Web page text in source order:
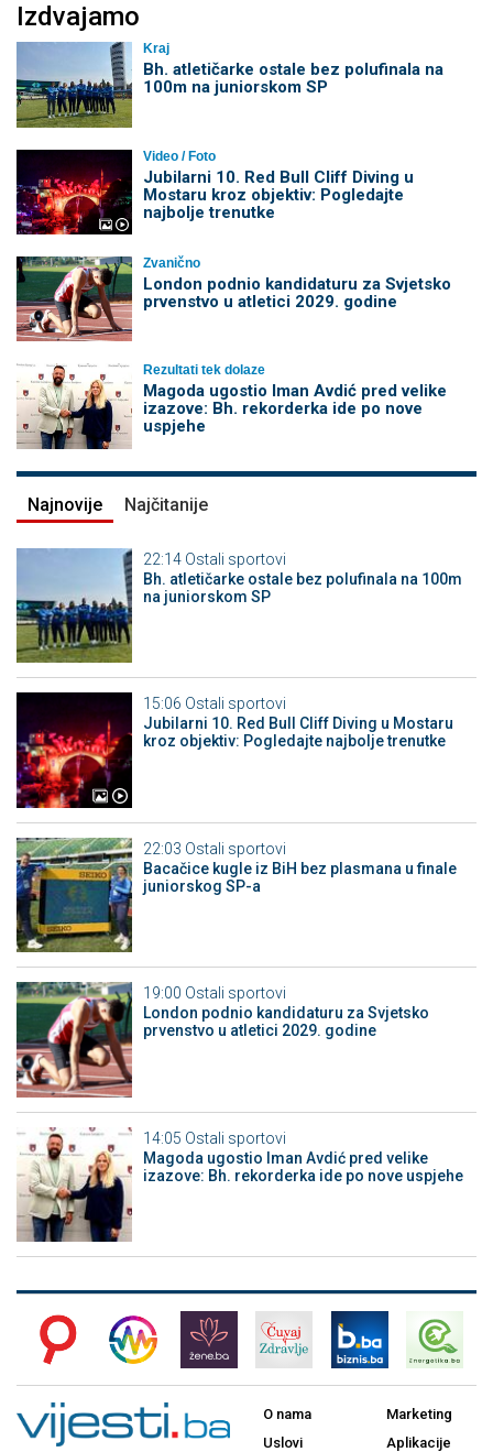
Izdvajamo
Kraj
Bh. atletičarke ostale bez polufinala na
100m na juniorskom SP
Video / Foto
Jubilarni 10. Red Bull Cliff Diving u
Mostaru kroz objektiv: Pogledajte
najbolje trenutke
Zvanično
London podnio kandidaturu za Svjetsko
prvenstvo u atletici 2029. godine
Rezultati tek dolaze
Magoda ugostio Iman Avdić pred velike
izazove: Bh. rekorderka ide po nove
uspjehe
Najnovije Najčitanije
22:14 Ostali sportovi
Bh. atletičarke ostale bez polufinala na 100m
na juniorskom SP
15:06 Ostali sportovi
Jubilarni 10. Red Bull Cliff Diving u Mostaru
kroz objektiv: Pogledajte najbolje trenutke
22:03 Ostali sportovi
Bacačice kugle iz BiH bez plasmana u finale
juniorskog SP-a
19:00 Ostali sportovi
London podnio kandidaturu za Svjetsko
prvenstvo u atletici 2029. godine
14:05 Ostali sportovi
Magoda ugostio Iman Avdić pred velike
izazove: Bh. rekorderka ide po nove uspjehe
O nama
Uslovi
Marketing
Aplikacije